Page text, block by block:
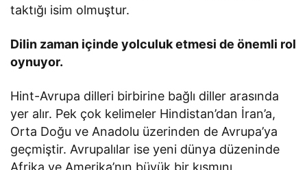
taktığı isim olmuştur.
Dilin zaman içinde yolculuk etmesi de önemli rol
oynuyor.
Hint-Avrupa dilleri birbirine bağlı diller arasında
yer alır. Pek çok kelimeler Hindistan’dan İran’a,
Orta Doğu ve Anadolu üzerinden de Avrupa’ya
geçmiştir. Avrupalılar ise yeni dünya düzeninde
Afrika ve Amerika’nın büyük bir kısmını